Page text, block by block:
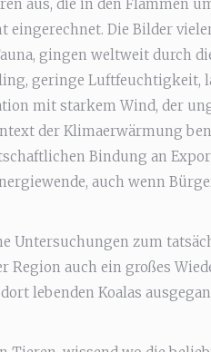
aus, die in den Flammen
Die Bilder
gingen weltweit durch
geringe Luftfeuchtigkeit,
mit starkem Wind, der
der Klimaerwärmung
Bindung an
auch wenn
Untersuchungen zum
Region auch ein großes
lebenden Koalas